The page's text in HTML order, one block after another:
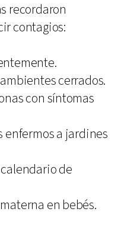
recordaron
contagios:
cerrados.
con síntomas
enfermos a jardines
de
en bebés.